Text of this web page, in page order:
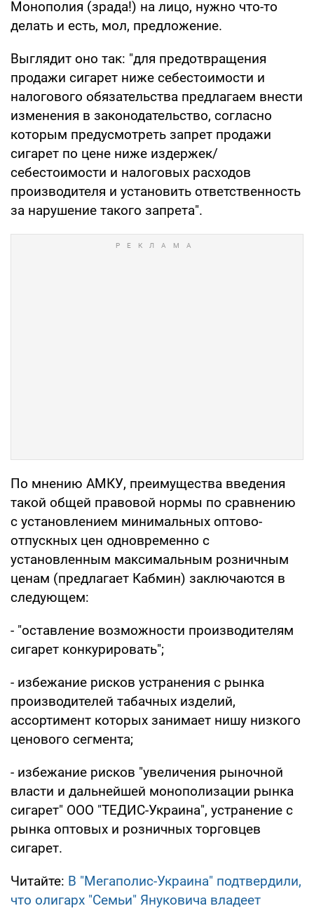
Монополия (зрада!) на лицо, нужно что-то
делать и есть, мол, предложение.
Выглядит оно так: "для предотвращения
продажи сигарет ниже себестоимости и
налогового обязательства предлагаем внести
изменения в законодательство, согласно
которым предусмотреть запрет продажи
сигарет по цене ниже издержек/
себестоимости и налоговых расходов
производителя и установить ответственность
за нарушение такого запрета".
По мнению АМКУ, преимущества введения
такой общей правовой нормы по сравнению
с установлением минимальных оптово-
отпускных цен одновременно с
установленным максимальным розничным
ценам (предлагает Кабмин) заключаются в
следующем:
- "оставление возможности производителям
сигарет конкурировать";
- избежание рисков устранения с рынка
производителей табачных изделий,
ассортимент которых занимает нишу низкого
ценового сегмента;
- избежание рисков "увеличения рыночной
власти и дальнейшей монополизации рынка
сигарет" ООО "ТЕДИС-Украина", устранение с
рынка оптовых и розничных торговцев
сигарет.
Читайте: В "Мегаполис-Украина" подтвердили,
что олигарх "Семьи" Януковича владеет